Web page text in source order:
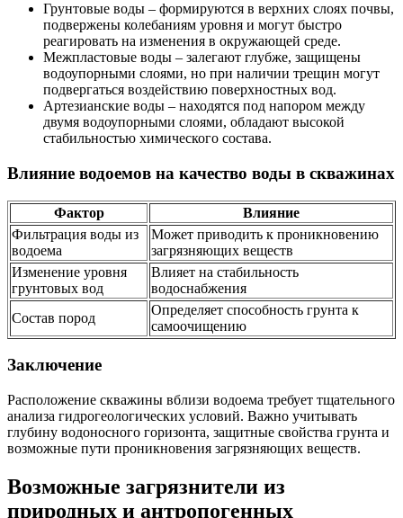
Грунтовые воды – формируются в верхних слоях почвы,
подвержены колебаниям уровня и могут быстро
реагировать на изменения в окружающей среде.
Межпластовые воды – залегают глубже, защищены
водоупорными слоями, но при наличии трещин могут
подвергаться воздействию поверхностных вод.
Артезианские воды – находятся под напором между
двумя водоупорными слоями, обладают высокой
стабильностью химического состава.
Влияние водоемов на качество воды в скважинах
Фактор
Влияние
Фильтрация воды из
водоема
Может приводить к проникновению
загрязняющих веществ
Изменение уровня
грунтовых вод
Влияет на стабильность
водоснабжения
Состав пород
Определяет способность грунта к
самоочищению
Заключение
Расположение скважины вблизи водоема требует тщательного
анализа гидрогеологических условий. Важно учитывать
глубину водоносного горизонта, защитные свойства грунта и
возможные пути проникновения загрязняющих веществ.
Возможные загрязнители из
природных и антропогенных